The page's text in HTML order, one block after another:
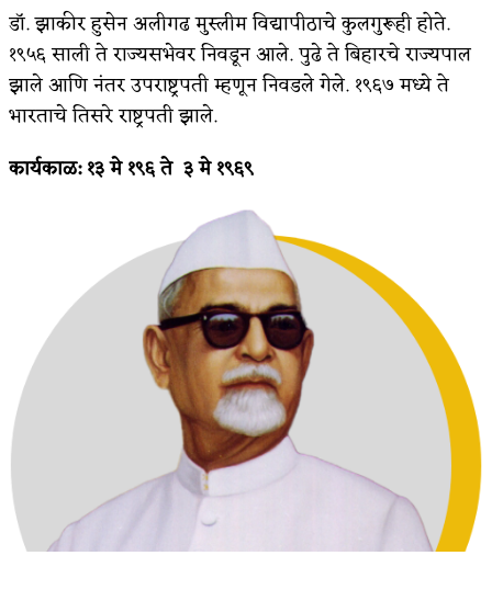
किती घोषणांचा पाऊस होता
कसं हुईन तं हू माय…
काळजाचे प्रेत
चमकदार चांदी
जोशी
डेंग्यू: ताप उतरला म्हणजे धोका टळला असे नाही!
४ जुलै – इतिहासात घडलेल्या महत्त्वाच्या घटना
सुवर्ण – झळाळी
‘अर्थ’पूर्ण हास्य
अष्टपैलू : खंडू रांगणेकर
डॉ. झाकीर हुसेन अलीगढ मुस्लीम विद्यापीठाचे कुलगुरूही होते.
१९५६ साली ते राज्यसभेवर निवडून आले. पुढे ते बिहारचे राज्यपाल
झाले आणि नंतर उपराष्ट्रपती म्हणून निवडले गेले. १९६७ मध्ये ते
भारताचे तिसरे राष्ट्रपती झाले.
कार्यकाळ: १३ मे १९६ ते ३ मे १९६९